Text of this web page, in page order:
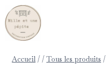
Accueil / / Tous les produits /